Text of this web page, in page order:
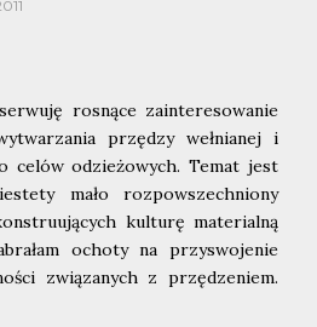
rosnące zainteresowanie
przędzy wełnianej i
celów odzieżowych. Temat jest
mało rozpowszechniony
kulturę materialną
ochoty na przyswojenie
związanych z przędzeniem.